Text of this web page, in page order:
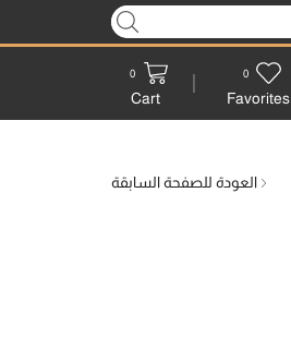
0
Favorites
0
Cart
العودة للصفحة السابقة